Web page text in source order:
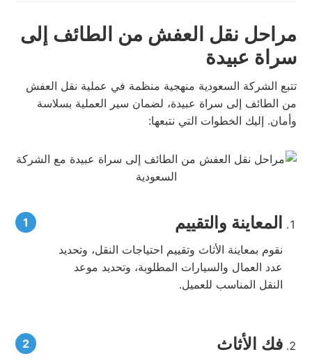
مراحل نقل العفش من الطائف إلى
سراة عبيدة
تتبع الشركة السعودية منهجية منظمة في عملية نقل العفش
من الطائف إلى سراة عبيدة، لضمان سير العملية بسلاسة
وأمان. إليك الخطوات التي نتبعها:
المعاينة والتقييم
نقوم بمعاينة الأثاث وتقييم احتياجات النقل، وتحديد
عدد العمال والسيارات المطلوبة، وتحديد موعد
النقل المناسب للعميل.
فك الأثاث